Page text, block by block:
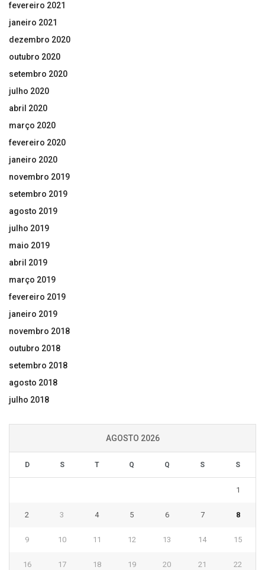
fevereiro 2021
janeiro 2021
dezembro 2020
outubro 2020
setembro 2020
julho 2020
abril 2020
março 2020
fevereiro 2020
janeiro 2020
novembro 2019
setembro 2019
agosto 2019
julho 2019
maio 2019
abril 2019
março 2019
fevereiro 2019
janeiro 2019
novembro 2018
outubro 2018
setembro 2018
agosto 2018
julho 2018
AGOSTO 2026
D S T Q Q S S
1
2 3 4 5 6 7 8
9 10 11 12 13 14 15
16 17 18 19 20 21 22